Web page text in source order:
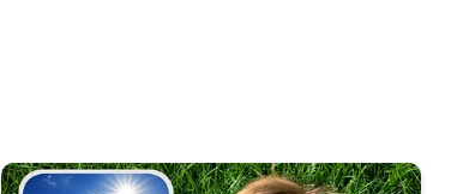
7 tips om je te beschermen. Bij een sterke zonkracht. . .